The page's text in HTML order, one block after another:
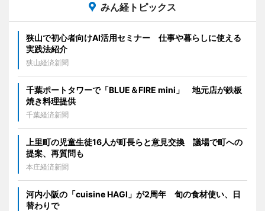
みん経トピックス
狭山で初心者向けAI活用セミナー 仕事や暮らしに使える
実践法紹介
狭山経済新聞
千葉ポートタワーで「BLUE＆FIRE mini」 地元店が鉄板
焼き料理提供
千葉経済新聞
上里町の児童生徒16人が町長らと意見交換 議場で町への
提案、再質問も
本庄経済新聞
河内小阪の「cuisine HAGI」が2周年 旬の食材使い、日
替わりで